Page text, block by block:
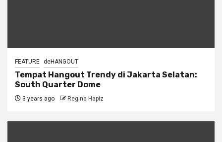
FEATURE deHANGOUT
Tempat Hangout Trendy di Jakarta Selatan:
South Quarter Dome
3 years ago Regina Hapiz